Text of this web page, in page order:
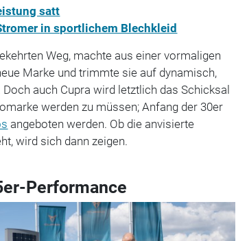
satt
in sportlichem Blechkleid
Weg, machte aus einer vormaligen
Marke und trimmte sie auf dynamisch,
auch Cupra wird letztlich das Schicksal
werden zu müssen; Anfang der 30er
angeboten werden. Ob die anvisierte
wird sich dann zeigen.
Performance